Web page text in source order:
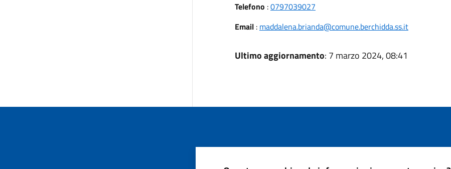
Telefono :0797039027
Email: maddalena.brianda@comune.berchidda.ss.it
Ultimo aggiornamento: 7 marzo 2024, 08:41